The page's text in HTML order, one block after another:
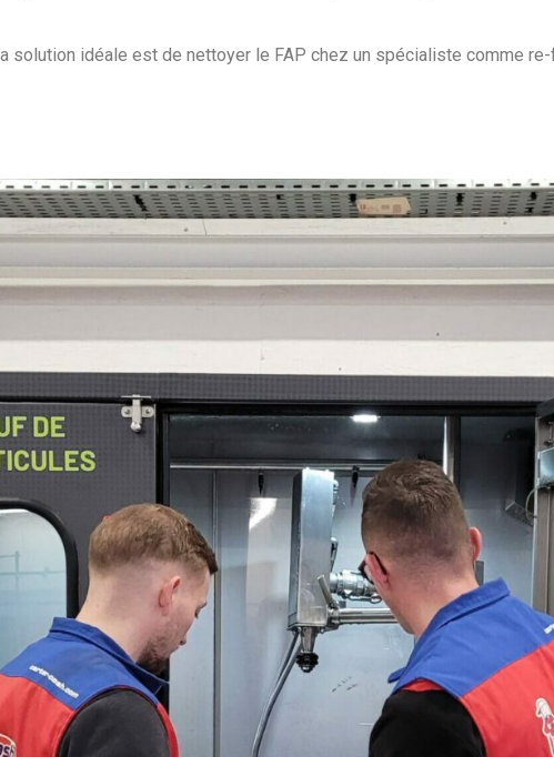
solution idéale est de nettoyer le FAP chez un spécialiste comme re-